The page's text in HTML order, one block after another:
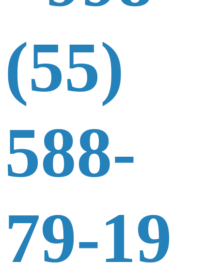
(55)
588-
79-19